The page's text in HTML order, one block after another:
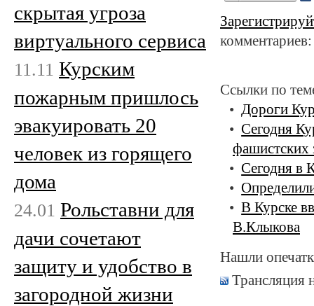
Ссылки по
Дороги
Сегодня
фашистских
Сегодня в
В Курске
В.Клыкова
Нашли
Трансляция
скрытая угроза
виртуального сервиса
11.11 Курским
пожарным пришлось
эвакуировать 20
человек из горящего
дома
24.01 Рольставни для
дачи сочетают
защиту и удобство в
загородной жизни